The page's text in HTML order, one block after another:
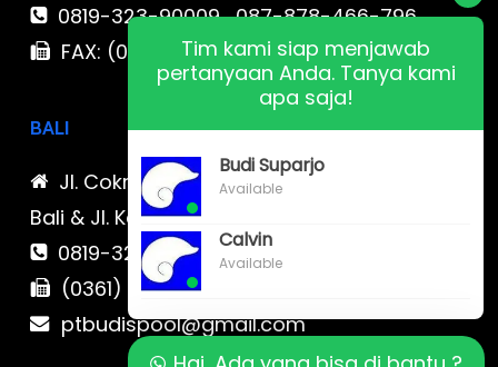
0819-323-90009 , 087-878-466-796
FAX: (021) 780 7511
BALI
Jl. Cokroaminoto No. 17 Denpasar 80116
Bali & Jl. Kerobokan No. 54, Kuta, Bali bali 2
0819-323-90009 , 087-878-466-796
(0361) 734 983
ptbudispool@gmail.com
Tim kami siap menjawab
pertanyaan Anda. Tanya kami
apa saja!
Budi Suparjo
Available
Calvin
Available